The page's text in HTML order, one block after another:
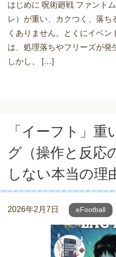
はじめに 呪術廻戦 ファント
レ）が重い、カクつく、落
くありません。とくにイベ
は、処理落ちやフリーズが発
しかし、 […]
「イーフト」重
グ（操作と反応
しない本当の理
2026年2月7日 eFootball